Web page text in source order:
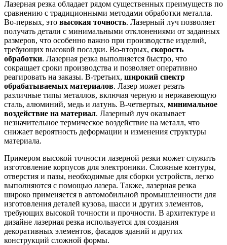
Лазерная резка обладает рядом существенных преимуществ по
сравнению с традиционными методами обработки металла.
Во-первых, это высокая точность. Лазерный луч позволяет
получать детали с минимальными отклонениями от заданных
размеров, что особенно важно при производстве изделий,
требующих высокой посадки. Во-вторых, скорость
обработки. Лазерная резка выполняется быстро, что
сокращает сроки производства и позволяет оперативно
реагировать на заказы. В-третьих, широкий спектр
обрабатываемых материалов. Лазер может резать
различные типы металлов, включая черную и нержавеющую
сталь, алюминий, медь и латунь. В-четвертых, минимальное
воздействие на материал. Лазерный луч оказывает
незначительное термическое воздействие на металл, что
снижает вероятность деформации и изменения структуры
материала.
Примером высокой точности лазерной резки может служить
изготовление корпусов для электроники. Сложные контуры,
отверстия и пазы, необходимые для сборки устройств, легко
выполняются с помощью лазера. Также, лазерная резка
широко применяется в автомобильной промышленности для
изготовления деталей кузова, шасси и других элементов,
требующих высокой точности и прочности. В архитектуре и
дизайне лазерная резка используется для создания
декоративных элементов, фасадов зданий и других
конструкций сложной формы.